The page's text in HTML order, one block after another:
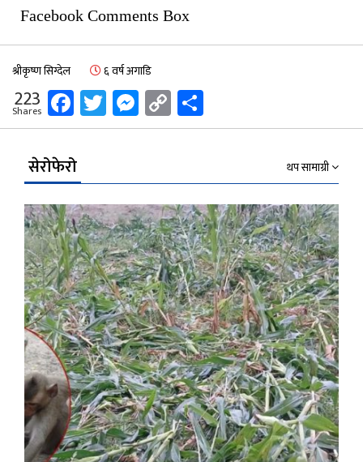
Facebook Comments Box
श्रीकृष्ण सिग्देल ६ वर्ष अगाडि
223
Shares Facebook
Twitter
Messenger
Copy
Link
सेरोफेरो थप सामाग्री